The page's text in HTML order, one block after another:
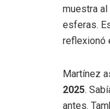
muestra
esferas.
reflexionó
Martínez
2025.
antes.